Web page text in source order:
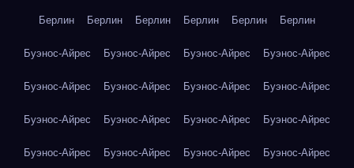
Берлин Берлин Берлин Берлин Берлин Берлин
Буэнос-Айрес Буэнос-Айрес Буэнос-Айрес Буэнос-Айрес
Буэнос-Айрес Буэнос-Айрес Буэнос-Айрес Буэнос-Айрес
Буэнос-Айрес Буэнос-Айрес Буэнос-Айрес Буэнос-Айрес
Буэнос-Айрес Буэнос-Айрес Буэнос-Айрес Буэнос-Айрес